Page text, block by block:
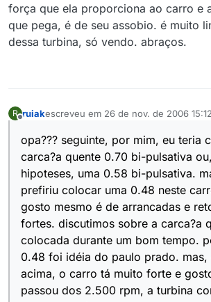
força que ela proporciona ao carro e
que pega, é de seu assobio. é muito
dessa turbina, só vendo. abraços.
R ruiakescreveu em 26 de nov. de 2006 15:12
última edição por
opa??? seguinte, por mim, eu teria
carca?a quente 0.70 bi-pulsativa
hipoteses, uma 0.58 bi-pulsativa.
prefiriu colocar uma 0.48 neste
gosto mesmo é de arrancadas e
fortes. discutimos sobre a carca?a
colocada durante um bom tempo.
0.48 foi idéia do paulo prado. mas,
acima, o carro tá muito forte e
passou dos 2.500 rpm, a turbina